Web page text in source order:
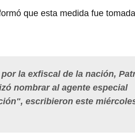
que esta medida fue
la exfiscal de la nación,
nombrar al agente especial
escribieron este